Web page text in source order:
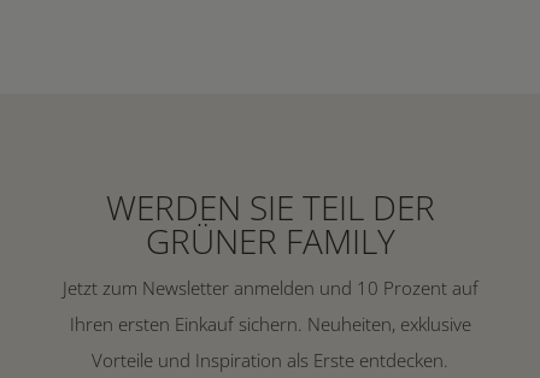
WERDEN SIE TEIL DER
GRÜNER FAMILY
Jetzt zum Newsletter anmelden und 10 Prozent auf
Ihren ersten Einkauf sichern. Neuheiten, exklusive
Vorteile und Inspiration als Erste entdecken.